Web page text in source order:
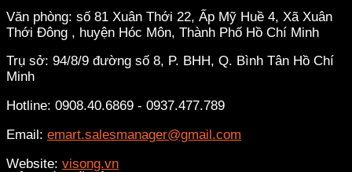
Văn phòng: số 81 Xuân Thới 22, Ấp Mỹ Huề 4, Xã Xuân
Thới Đông , huyện Hóc Môn, Thành Phố Hồ Chí Minh
Trụ sở: 94/8/9 đường số 8, P. BHH, Q. Bình Tân Hồ Chí
Minh
Hotline: 0908.40.6869 - 0937.477.789
Email: emart.salesmanager@gmail.com
Website: visong.vn